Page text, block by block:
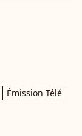
Émission Télé